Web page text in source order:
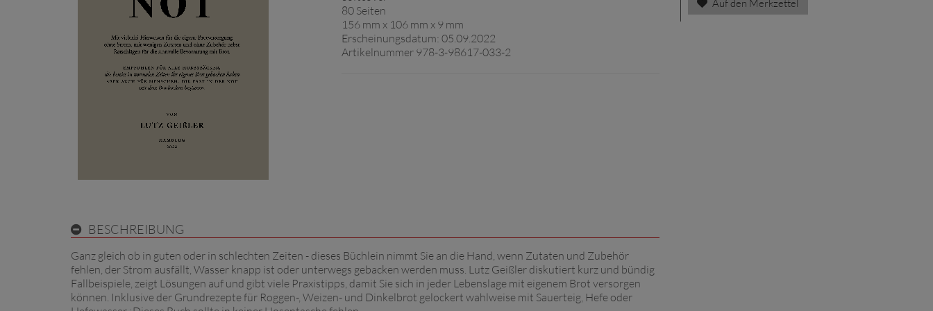
80 Seiten
156 mm x 106 mm x 9 mm
Erscheinungsdatum: 05.09.2022
Artikelnummer 978-3-98617-033-2
Auf den Merkzettel
BESCHREIBUNG
Ganz gleich ob in guten oder in schlechten Zeiten - dieses Büchlein nimmt Sie an die Hand, wenn Zutaten und Zubehör
fehlen, der Strom ausfällt, Wasser knapp ist oder unterwegs gebacken werden muss. Lutz Geißler diskutiert kurz und bündig
Fallbeispiele, zeigt Lösungen auf und gibt viele Praxistipps, damit Sie sich in jeder Lebenslage mit eigenem Brot versorgen
können. Inklusive der Grundrezepte für Roggen-, Weizen- und Dinkelbrot gelockert wahlweise mit Sauerteig, Hefe oder